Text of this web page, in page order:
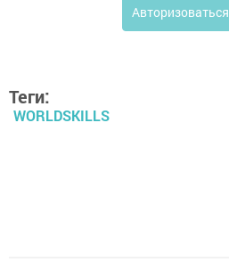
Авторизоваться
Теги:
WORLDSKILLS